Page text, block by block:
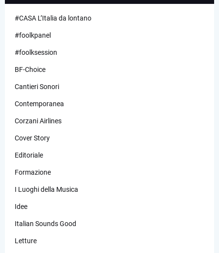
#CASA L’Italia da lontano
#foolkpanel
#foolksession
BF-Choice
Cantieri Sonori
Contemporanea
Corzani Airlines
Cover Story
Editoriale
Formazione
I Luoghi della Musica
Idee
Italian Sounds Good
Letture